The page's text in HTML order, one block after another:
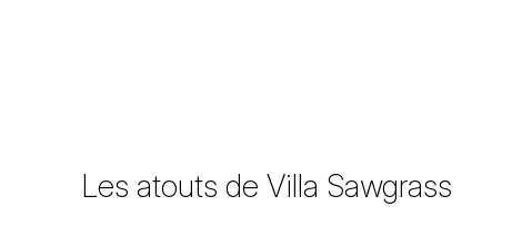
Les atouts de Villa Sawgrass